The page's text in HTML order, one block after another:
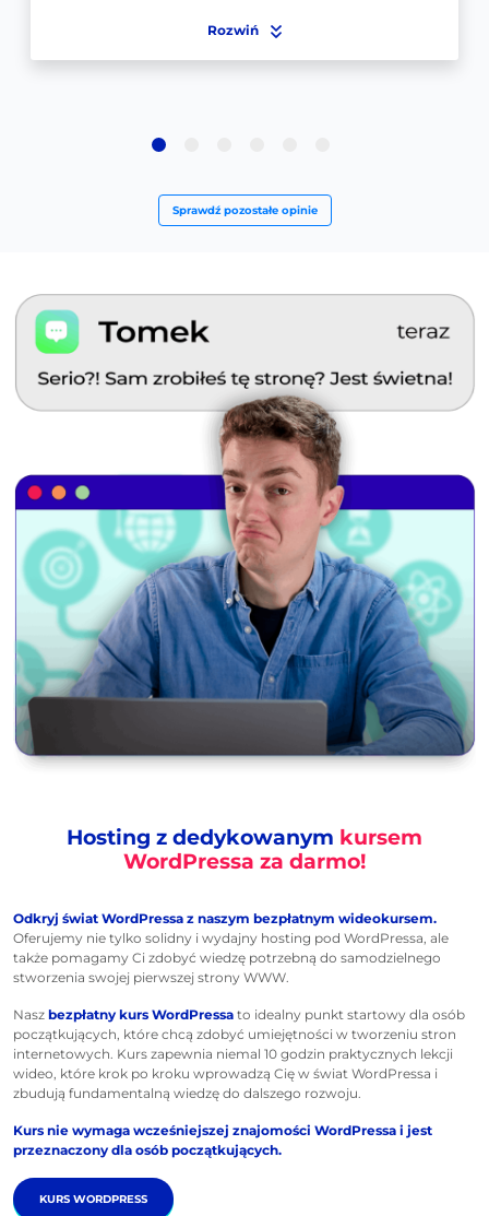
Rozwiń
Rozwiń
Rozwiń
Sprawdź pozostałe opinie
Hosting z dedykowanym kursem
WordPressa za darmo!
Odkryj świat WordPressa z naszym bezpłatnym wideokursem.
Oferujemy nie tylko solidny i wydajny hosting pod WordPressa, ale
także pomagamy Ci zdobyć wiedzę potrzebną do samodzielnego
stworzenia swojej pierwszej strony WWW.
Nasz bezpłatny kurs WordPressa to idealny punkt startowy dla osób
początkujących, które chcą zdobyć umiejętności w tworzeniu stron
internetowych. Kurs zapewnia niemal 10 godzin praktycznych lekcji
wideo, które krok po kroku wprowadzą Cię w świat WordPressa i
zbudują fundamentalną wiedzę do dalszego rozwoju.
Kurs nie wymaga wcześniejszej znajomości WordPressa i jest
przeznaczony dla osób początkujących.
KURS WORDPRESS